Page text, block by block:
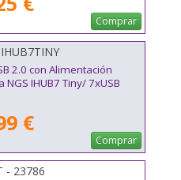
Comprar
2.0 con Alimentación
NGS IHUB7 Tiny/ 7xUSB
€
Comprar
- 23786